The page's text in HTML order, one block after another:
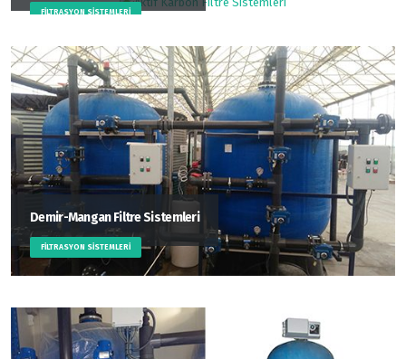
FILTRASYON SISTEMLERI
Demir-Mangan Filtre Sistemleri
FILTRASYON SISTEMLERI